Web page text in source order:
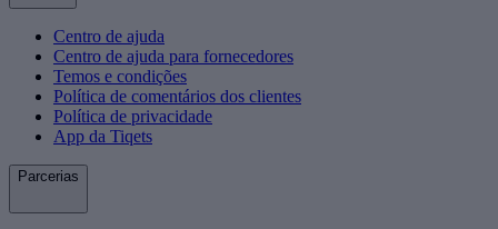
Centro de ajuda
Centro de ajuda para fornecedores
Temos e condições
Política de comentários dos clientes
Política de privacidade
App da Tiqets
Parcerias